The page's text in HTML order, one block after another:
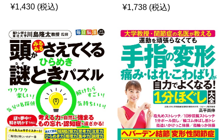
¥1,430 (税込)
¥1,738 (税込)